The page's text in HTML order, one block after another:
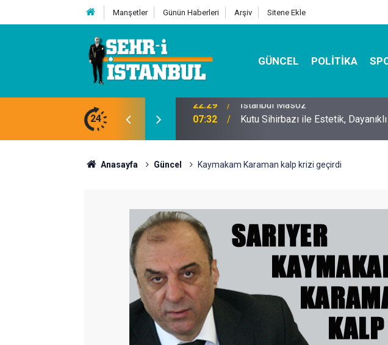
Manşetler Günün Haberleri Arşiv Sitene Ekle
GÜNCEL POLITIKA
24 07:32 Kutu Sihirbazı ile Estetik,
Anasayfa Güncel Kaymakam Karaman kalp krizi geçirdi